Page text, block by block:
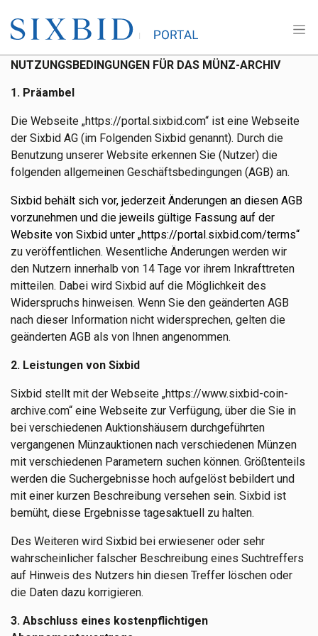
NUTZUNGSBEDINGUNGEN FÜR DAS MÜNZ-ARCHIV
1. Präambel
Die Webseite „https://portal.sixbid.com“ ist eine Webseite
der Sixbid AG (im Folgenden Sixbid genannt). Durch die
Benutzung unserer Website erkennen Sie (Nutzer) die
folgenden allgemeinen Geschäftsbedingungen (AGB) an.
Sixbid behält sich vor, jederzeit Änderungen an diesen AGB
vorzunehmen und die jeweils gültige Fassung auf der
Website von Sixbid unter „https://portal.sixbid.com/terms“
zu veröffentlichen. Wesentliche Änderungen werden wir
den Nutzern innerhalb von 14 Tage vor ihrem Inkrafttreten
mitteilen. Dabei wird Sixbid auf die Möglichkeit des
Widerspruchs hinweisen. Wenn Sie den geänderten AGB
nach dieser Information nicht widersprechen, gelten die
geänderten AGB als von Ihnen angenommen.
2. Leistungen von Sixbid
Sixbid stellt mit der Webseite „https://www.sixbid-coin-
archive.com“ eine Webseite zur Verfügung, über die Sie in
bei verschiedenen Auktionshäusern durchgeführten
vergangenen Münzauktionen nach verschiedenen Münzen
mit verschiedenen Parametern suchen können. Größtenteils
werden die Suchergebnisse hoch aufgelöst bebildert und
mit einer kurzen Beschreibung versehen sein. Sixbid ist
bemüht, diese Ergebnisse tagesaktuell zu halten.
Des Weiteren wird Sixbid bei erwiesener oder sehr
wahrscheinlicher falscher Beschreibung eines Suchtreffers
auf Hinweis des Nutzers hin diesen Treffer löschen oder
die Daten dazu korrigieren.
3. Abschluss eines kostenpflichtigen